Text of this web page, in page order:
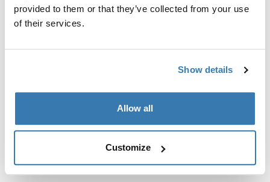
provided to them or that they’ve collected from your use
of their services.
Show details
Allow all
Customize
Toggle features
Todas las características
Especificaciones técnicas